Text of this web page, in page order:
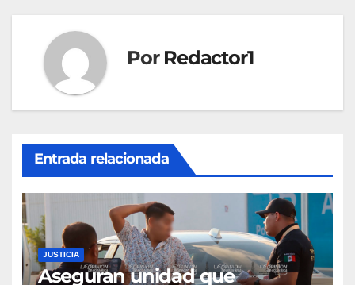
Por Redactor1
Entrada relacionada
JUSTICIA
Aseguran unidad que